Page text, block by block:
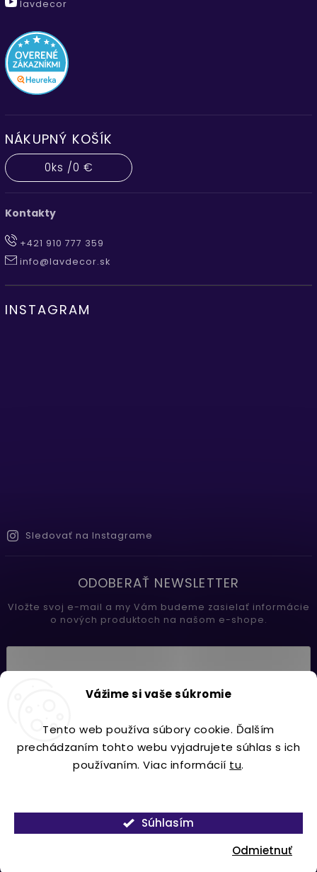
Vážime si vaše súkromie
Tento web používa súbory cookie. Ďalším
prechádzaním tohto webu vyjadrujete súhlas s ich
používaním. Viac informácií tu.
Odmietnuť
Súhlasím
lavdecor
NÁKUPNÝ KOŠÍK
0ks /0 €
Kontakty
+421 910 777 359
info@lavdecor.sk
INSTAGRAM
Sledovať na Instagrame
ODOBERAŤ NEWSLETTER
Vložte svoj e-mail a my Vám budeme zasielať informácie
o nových produktoch na našom e-shope.
Prihlásiť sa
Copyright 2026Lavdecor.sk. Všetky práva vyhradené.
VytvořilShoptet| DesignShoptak.cz.